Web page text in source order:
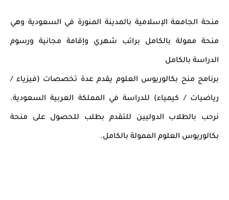
منحة الجامعة الإسلامية بالمدينة المنورة في السعودية وهي
منحة ممولة بالكامل براتب شهري وإقامة مجانية ورسوم
الدراسة بالكامل
برنامج منح بكالوريوس العلوم يقدم عدة تخصصات (فيزياء /
رياضيات / كيمياء) للدراسة في المملكة العربية السعودية.
نرحب بالطلاب الدوليين للتقدم بطلب للحصول على منحة
بكالوريوس العلوم الممولة بالكامل.